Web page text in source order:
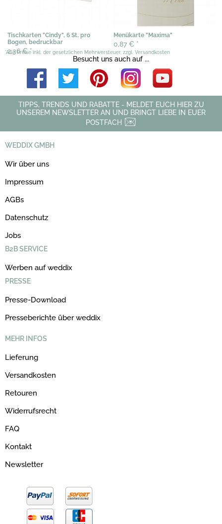
Tischkarten "Cindy", 6 St. pro
Bogen, bedruckbar
2,36 €*
Menükarte "Maxima"
0,87 € *
*Alle Preise inkl. der gesetzlichen Mehrwersteuer, zzgl. Versandkosten
Besucht uns auch auf ...
TIPPS, TRENDS UND RABATTE - MELDET EUCH HIER ZU
UNSEREM NEWSLETTER AN UND BRINGT LIEBE IN EUER
POSTFACH
WEDDIX GMBH
Wir über uns
Impressum
AGBs
Datenschutz
Jobs
B2B SERVICE
Werben auf weddix
PRESSE
Presse-Download
Presseberichte über weddix
MEHR INFOS
Lieferung
Versandkosten
Retouren
Widerrufsrecht
FAQ
Kontakt
Newsletter